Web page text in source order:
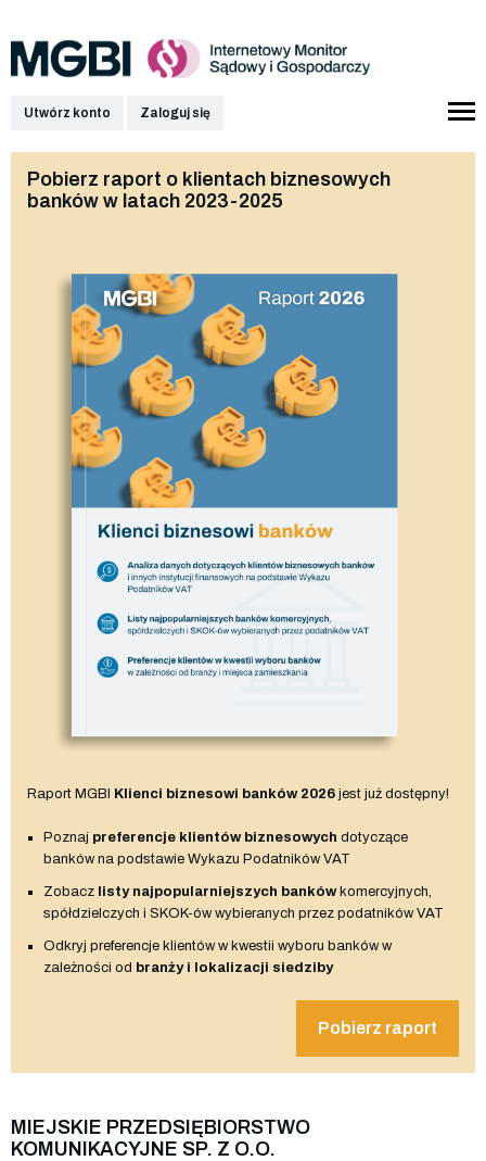
Utwórz konto Zaloguj się
Pobierz raport o klientach biznesowych
banków w latach 2023-2025
Raport MGBI Klienci biznesowi banków 2026 jest już dostępny!
Poznaj preferencje klientów biznesowych dotyczące
banków na podstawie Wykazu Podatników VAT
Zobacz listy najpopularniejszych bankówkomercyjnych,
spółdzielczych i SKOK-ów wybieranych przez podatników VAT
Odkryj preferencje klientów w kwestii wyboru banków w
zależności od branży i lokalizacji siedziby
Pobierz raport
MIEJSKIE PRZEDSIĘBIORSTWO
KOMUNIKACYJNE SP. Z O.O.